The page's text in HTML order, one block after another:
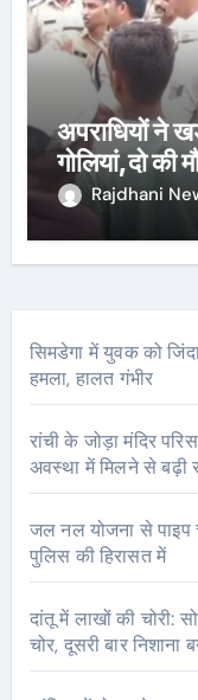
अपराधियों ने
गोलियां,दो की
Rajdhani
सिमडेगा में युवक को
हमला, हालत गंभीर
रांची के जोड़ा मंदिर
अवस्था में मिलने से बढ़ी
जल नल योजना से
पुलिस की हिरासत में
दांतू में लाखों की चोरी:
चोर, दूसरी बार निशाना